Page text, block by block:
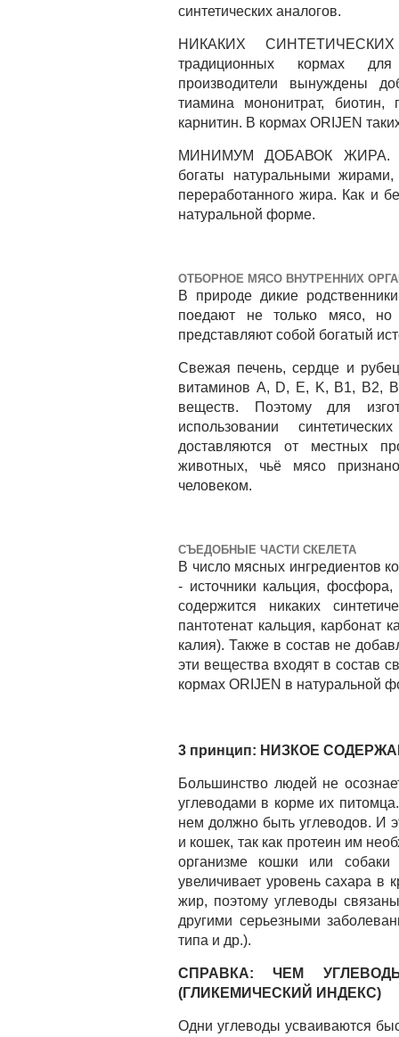
синтетических аналогов.
НИКАКИХ
традиционных кормах
производители вынуждены
тиамина мононитрат, биотин,
карнитин. В кормах ORIJEN
МИНИМУМ ДОБАВОК ЖИРА.
богаты натуральными
переработанного жира. Как и
натуральной форме.
ОТБОРНОЕ МЯСО ВНУТРЕННИХ
В природе дикие
поедают не только мясо, но
представляют собой богатый
Свежая печень, сердце и
витаминов A, D, E, K, B1, B2,
веществ. Поэтому для
использовании
доставляются от местных
животных, чьё мясо
человеком.
СЪЕДОБНЫЕ ЧАСТИ СКЕЛЕТА
В число мясных ингредиентов
- источники кальция,
содержится никаких
пантотенат кальция, карбонат
калия). Также в состав не
эти вещества входят в состав
кормах ORIJEN в натуральной
3 принцип: НИЗКОЕ
Большинство людей не
углеводами в корме их
нем должно быть углеводов. И
и кошек, так как протеин им
организме кошки или
увеличивает уровень сахара в
жир, поэтому углеводы
другими серьезными
типа и др.).
СПРАВКА: ЧЕМ
(ГЛИКЕМИЧЕСКИЙ ИНДЕКС)
Одни углеводы усваиваются